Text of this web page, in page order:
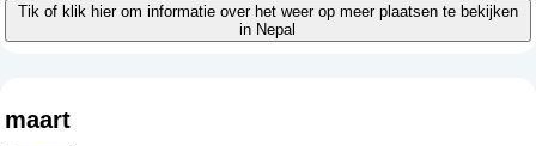
Tik of klik hier om informatie over het weer op meer plaatsen te bekijken
in Nepal
maart